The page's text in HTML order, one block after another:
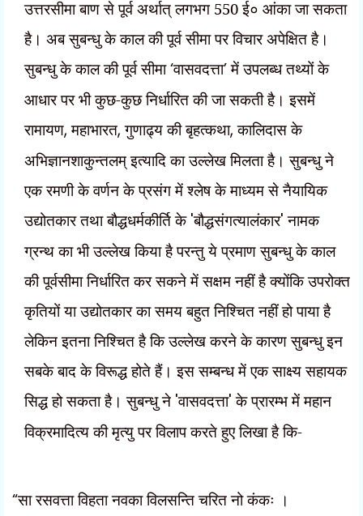
उत्तरसीमा बाण से पूर्व अर्थात् लगभग 550 ई० आंका जा सकता
है। अब सुबन्धु के काल की पूर्व सीमा पर विचार अपेक्षित है।
सुबन्धु के काल की पूर्व सीमा‘वासवदत्ता’में उपलब्ध तथ्यों के
आधार पर भी कुछ-कुछ निर्धारित की जा सकती है। इसमें
रामायण,महाभारत,गुणाढ्य की बृहत्कथा,कालिदास के
अभिज्ञानशाकुन्तलम् इत्यादि का उल्लेख मिलता है। सुबन्धु ने
एक रमणी के वर्णन के प्रसंग में श्लेष के माध्यम से नैयायिक
उद्योतकार तथा बौद्धधर्मकीर्ति के 'बौद्धसंगत्यालंकार'नामक
ग्रन्थ का भी उल्लेख किया है परन्तु ये प्रमाण सुबन्धु के काल
की पूर्वसीमा निर्धारित कर सकने में सक्षम नहीं है क्योंकि उपरोक्त
कृतियों या उद्योतकार का समय बहुत निश्चित नहीं हो पाया है
लेकिन इतना निश्चित है कि उल्लेख करने के कारण सुबन्धु इन
सबके बाद के विरूद्ध होते हैं। इस सम्बन्ध में एक साक्ष्य सहायक
सिद्ध हो सकता है। सुबन्धु ने 'वासवदत्ता'के प्रारम्भ में महान
विक्रमादित्य की मृत्यु पर विलाप करते हुए लिखा है कि-
“सा रसवत्ता विहता नवका विलसन्ति चरित नो कंकः ।